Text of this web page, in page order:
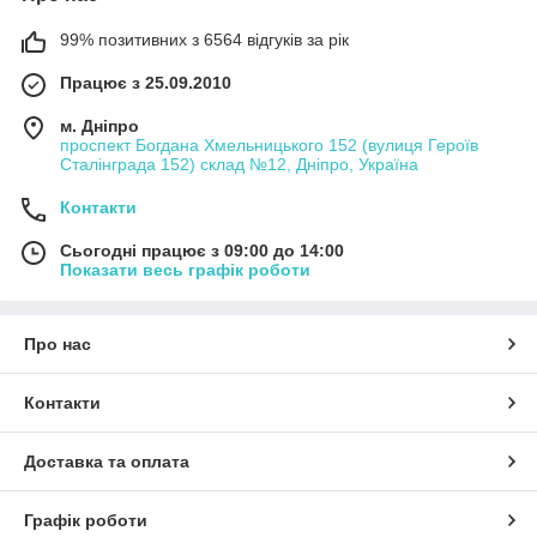
99% позитивних з 6564 відгуків за рік
Працює з 25.09.2010
м. Дніпро
проспект Богдана Хмельницького 152 (вулиця Героїв
Сталінграда 152) склад №12, Дніпро, Україна
Контакти
Сьогодні працює з 09:00 до 14:00
Показати весь графік роботи
Про нас
Контакти
Доставка та оплата
Графік роботи